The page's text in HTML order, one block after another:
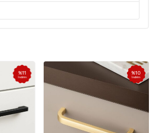
%11
İndirim
%10
İndirim